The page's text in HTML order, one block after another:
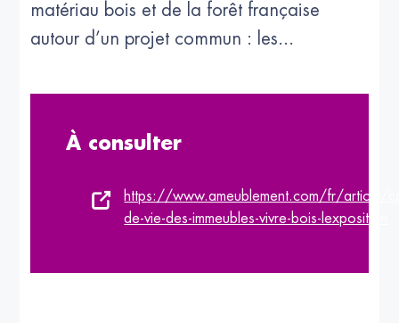
matériau bois et de la forêt française
autour d’un projet commun : les...
À consulter
https://www.ameublement.com/fr/article/
de-vie-des-immeubles-vivre-bois-lexposition